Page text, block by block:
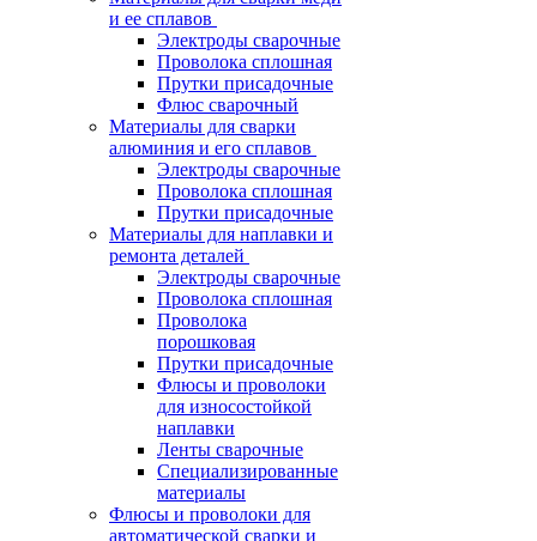
и ее сплавов
Электроды сварочные
Проволока сплошная
Прутки присадочные
Флюс сварочный
Материалы для сварки
алюминия и его сплавов
Электроды сварочные
Проволока сплошная
Прутки присадочные
Материалы для наплавки и
ремонта деталей
Электроды сварочные
Проволока сплошная
Проволока
порошковая
Прутки присадочные
Флюсы и проволоки
для износостойкой
наплавки
Ленты сварочные
Специализированные
материалы
Флюсы и проволоки для
автоматической сварки и